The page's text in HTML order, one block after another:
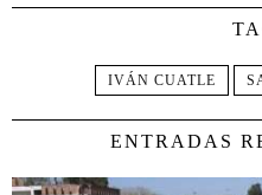
IVÁN CUATLE
ENTRADAS